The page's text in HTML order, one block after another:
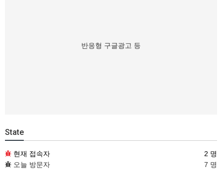
반응형 구글광고 등
State
현재 접속자
2 명
오늘 방문자
7 명